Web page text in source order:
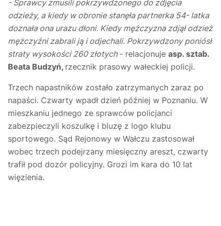
- Sprawcy zmusili pokrzywdzonego do zdjęcia
odzieży, a kiedy w obronie stanęła partnerka 54- latka
doznała ona urazu dłoni. Kiedy mężczyzna zdjął odzież
mężczyźni zabrali ją i odjechali. Pokrzywdzony poniósł
straty wysokości 260 złotych - relacjonuje asp. sztab.
Beata Budzyń, rzecznik prasowy wałeckiej policji.
Trzech napastników zostało zatrzymanych zaraz po
napaści. Czwarty wpadł dzień później w Poznaniu. W
mieszkaniu jednego ze sprawców policjanci
zabezpieczyli koszulkę i bluzę z logo klubu
sportowego. Sąd Rejonowy w Wałczu zastosował
wobec trzech podejrzany miesięczny areszt, czwarty
trafił pod dozór policyjny. Grozi im kara do 10 lat
więzienia.